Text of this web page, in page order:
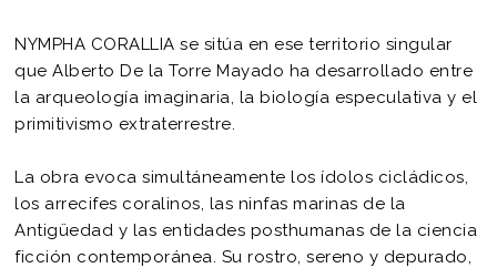
NYMPHA CORALLIA se sitúa en ese territorio singular
que Alberto De la Torre Mayado ha desarrollado entre
la arqueología imaginaria, la biología especulativa y el
primitivismo extraterrestre.
La obra evoca simultáneamente los ídolos cicládicos,
los arrecifes coralinos, las ninfas marinas de la
Antigüedad y las entidades posthumanas de la ciencia
ficción contemporánea. Su rostro, sereno y depurado,